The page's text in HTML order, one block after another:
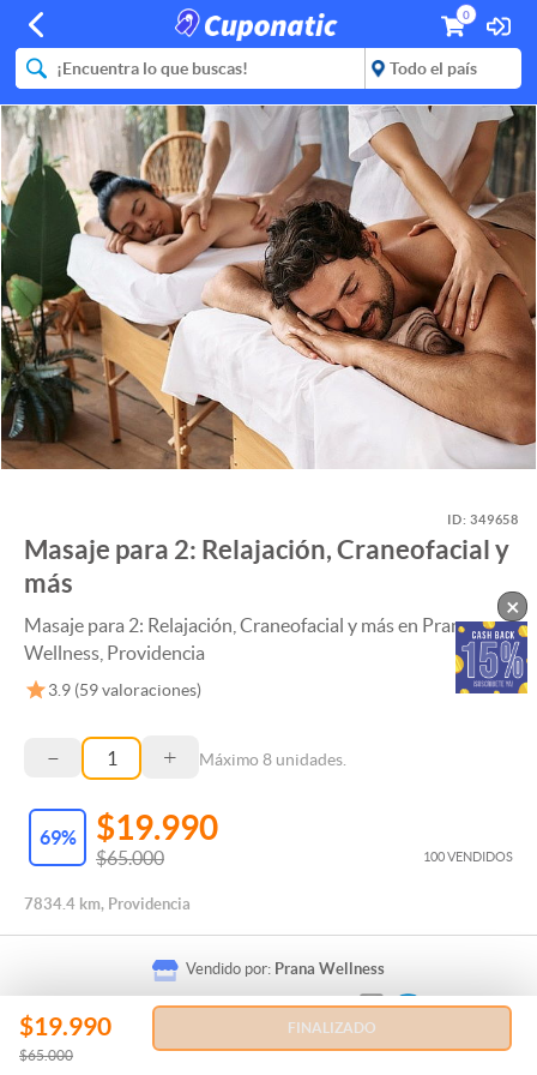
0
ID:349658
Masaje para 2: Relajación, Craneofacial y
más
Masaje para 2: Relajación, Craneofacial y más en Prana
Wellness, Providencia
3.9 (59 valoraciones)
– + Máximo 8 unidades.
69% $19.990
$65.000 100 VENDIDOS
7834.4 km, Providencia
Vendido por: Prana Wellness
$19.990
$65.000
FINALIZADO
×